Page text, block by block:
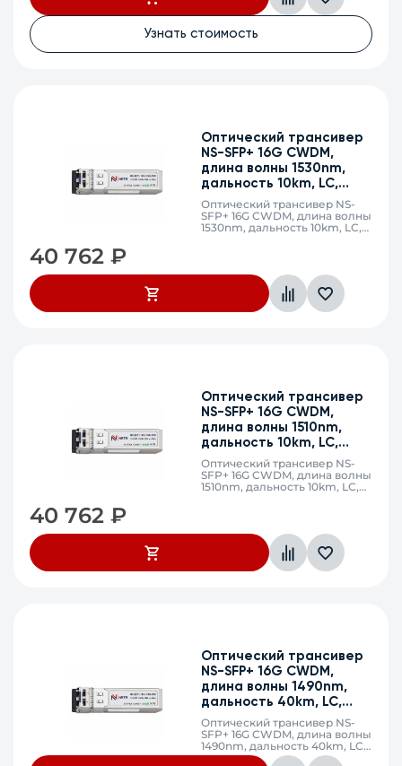
Узнать стоимость
Оптический трансивер
NS-SFP+ 16G CWDM,
длина волны 1530nm,
дальность 10km, LC,
DDM
Оптический трансивер NS-
SFP+ 16G CWDM, длина волны
1530nm, дальность 10km, LC,
40 762₽
Оптический трансивер
NS-SFP+ 16G CWDM,
длина волны 1510nm,
дальность 10km, LC,
DDM
Оптический трансивер NS-
SFP+ 16G CWDM, длина волны
1510nm, дальность 10km, LC,
40 762₽
Оптический трансивер
NS-SFP+ 16G CWDM,
длина волны 1490nm,
дальность 40km, LC,
DDM
Оптический трансивер NS-
SFP+ 16G CWDM, длина волны
1490nm, дальность 40km, LC,
DDM